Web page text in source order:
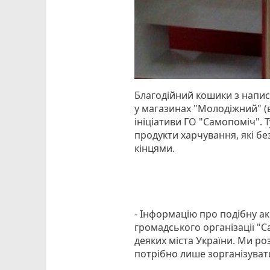
Благодійний кошики з
у магазинах "Молодіжний"
ініціативи ГО "Самопоміч".
продукти харчування, які
кінцями.
- Інформацію про подібну
громадського організації
деяких міста України. Ми
потрібно лише